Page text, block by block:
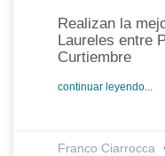
Realizan la
Laureles entre
Curtiembre
continuar leyendo...
Franco Ciarrocca